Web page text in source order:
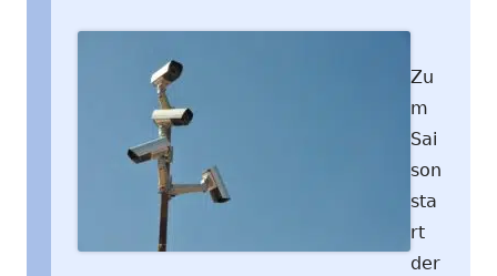
Zu
m
Sai
son
sta
rt
der